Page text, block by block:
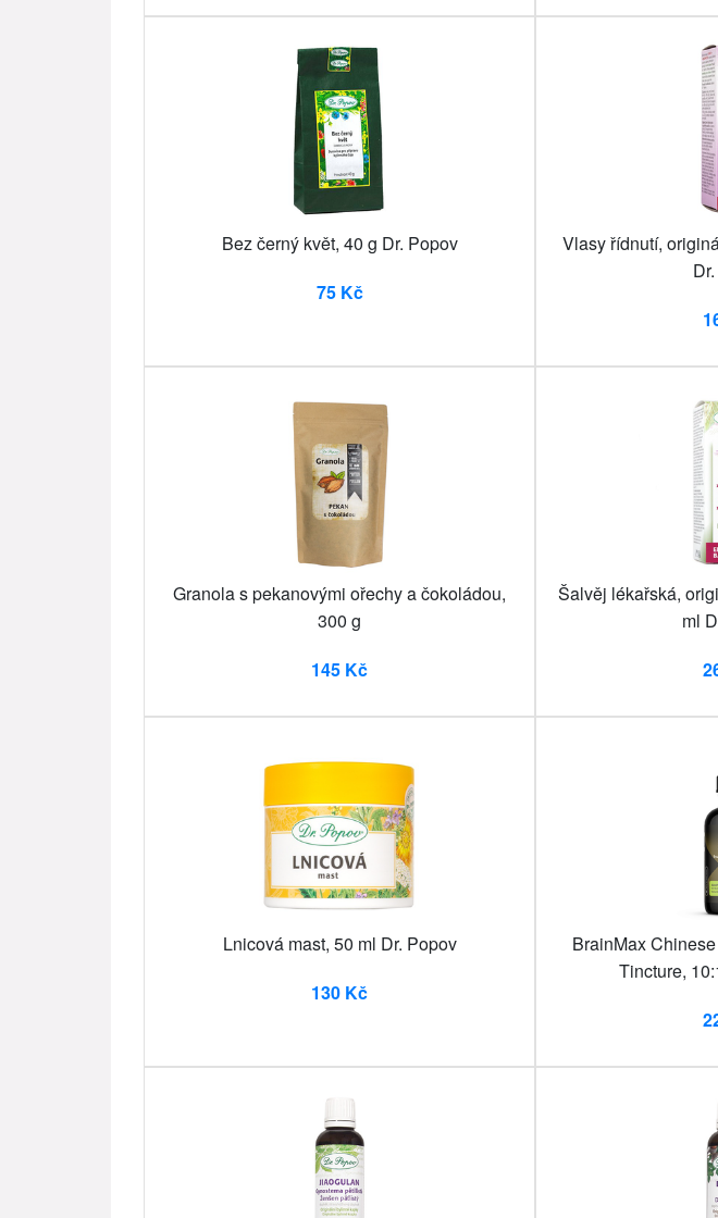
Bez černý květ, 40 g Dr. Popov
75 Kč
Vlasy řídnutí,
Granola s pekanovými ořechy a čokoládou,
300 g
145 Kč
Šalvěj lékařská,
ml
Lnicová mast, 50 ml Dr. Popov
130 Kč
BrainMax
Tincture,